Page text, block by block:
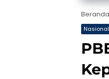
Beranda
Nasional